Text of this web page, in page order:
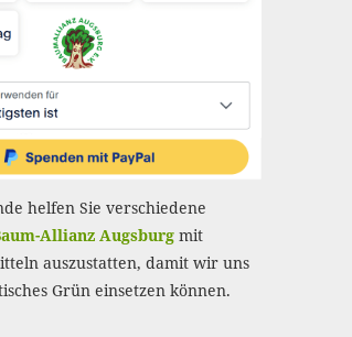
helfen Sie verschiedene
Allianz Augsburg mit
auszustatten, damit wir uns
Grün einsetzen können.